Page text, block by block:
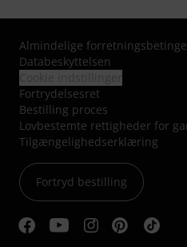
Almindelige
Databeskyttelsen
Fortrydelsesret
Bestilling proces
Lovbestemte rettigheder for
Tilgængelighedserklæring
Fortryd bestilling